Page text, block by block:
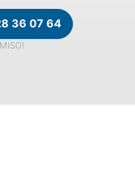
36 07 64